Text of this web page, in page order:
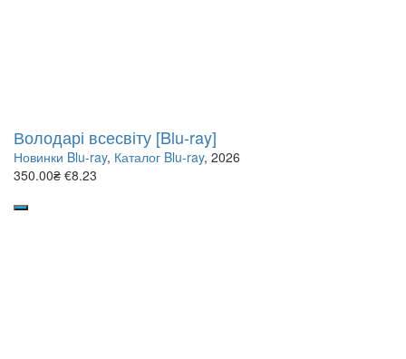
Володарі всесвіту [Blu-ray]
Новинки Blu-ray, Каталог Blu-ray, 2026
350.00₴ €8.23